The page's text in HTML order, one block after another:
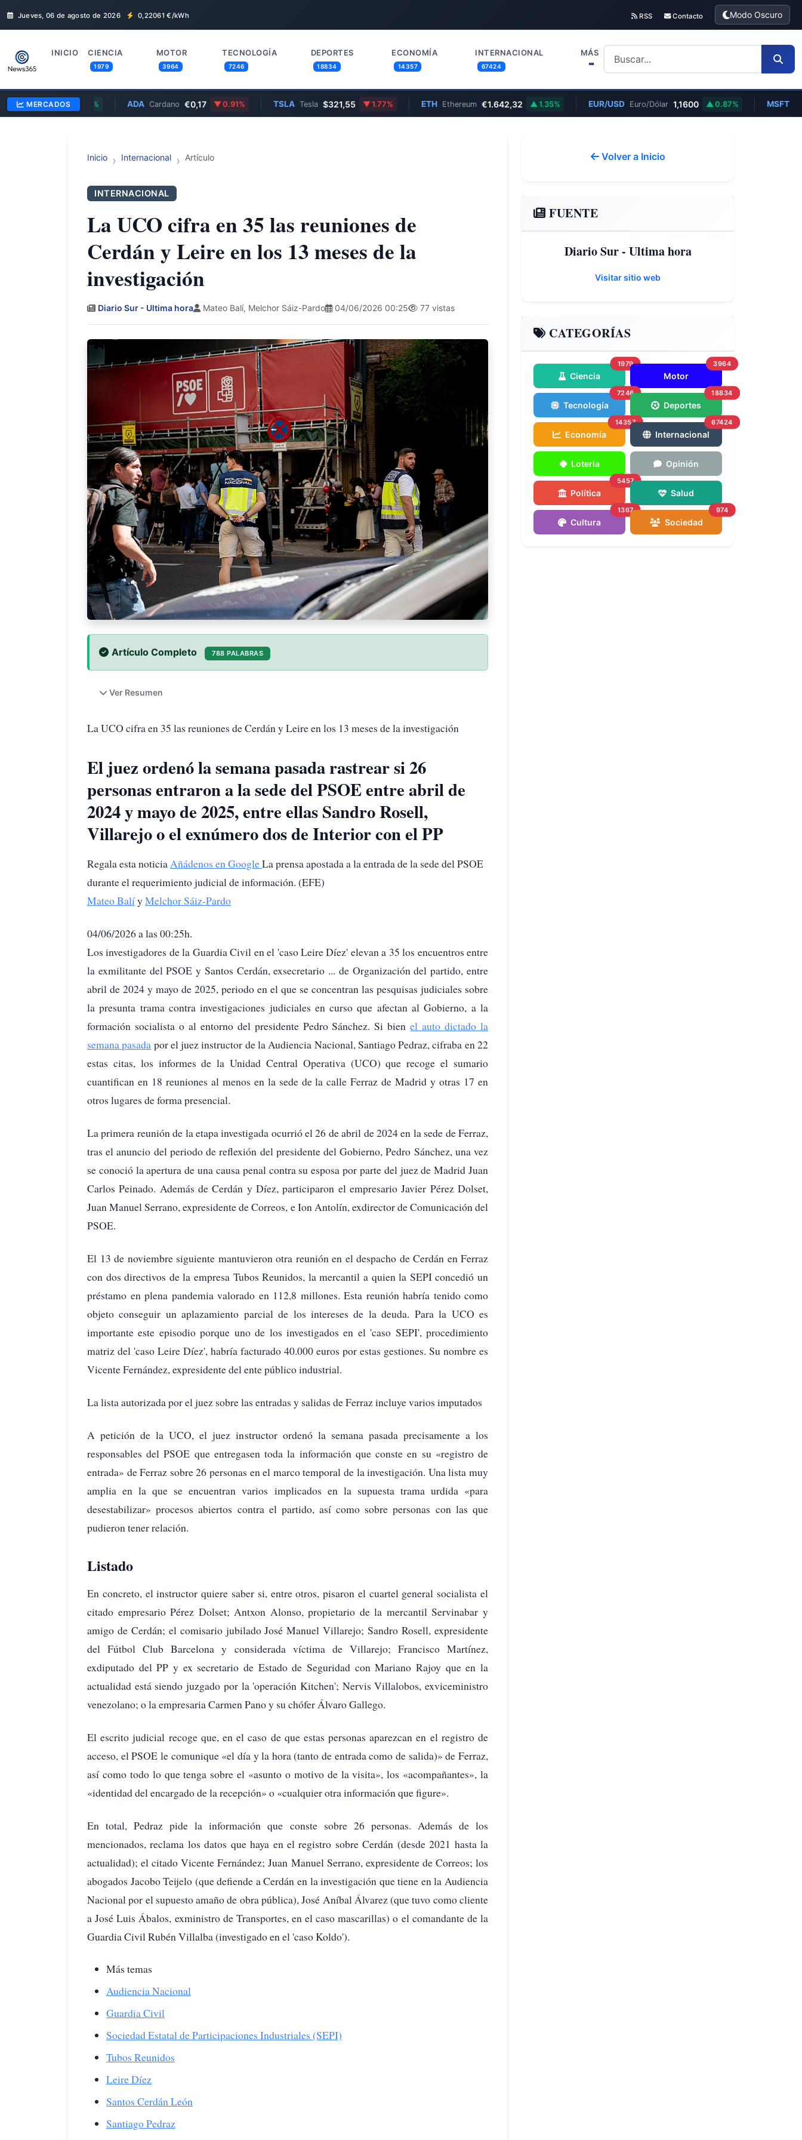
Jueves, 06 de agosto de 2026 0,22061 €/kWh RSS Contacto Modo Oscuro
INICIO CIENCIA
1979
MOTOR
3964
TECNOLOGÍA
7246
DEPORTES
18834
ECONOMÍA
14357
INTERNACIONAL
67424
MÁS
MERCADOS
0.07% Cardano €0,17 0.91% Tesla $321,55 1.77% Ethereum €1.642,32 1.35% EUR/USD Euro/Dólar 1,1600 0.87%
Inicio Internacional Artículo
INTERNACIONAL
La UCO cifra en 35 las reuniones de
Cerdán y Leire en los 13 meses de la
investigación
Diario Sur - Ultima hora Mateo Balí, Melchor Sáiz-Pardo 04/06/2026 00:25 77 vistas
Artículo Completo 788 PALABRAS
Ver Resumen
La UCO cifra en 35 las reuniones de Cerdán y Leire en los 13 meses de la investigación
El juez ordenó la semana pasada rastrear si 26
personas entraron a la sede del PSOE entre abril de
2024 y mayo de 2025, entre ellas Sandro Rosell,
Villarejo o el exnúmero dos de Interior con el PP
Regala esta noticiaAñádenos en GoogleLa prensa apostada a la entrada de la sede del PSOE
durante el requerimiento judicial de información. (EFE)
Mateo BalíyMelchor Sáiz-Pardo
04/06/2026 a las 00:25h.
Los investigadores de la Guardia Civil en el 'caso Leire Díez' elevan a 35 los encuentros entre
la exmilitante del PSOE y Santos Cerdán, exsecretario ... de Organización del partido, entre
abril de 2024 y mayo de 2025, periodo en el que se concentran las pesquisas judiciales sobre
la presunta trama contra investigaciones judiciales en curso que afectan al Gobierno, a la
formación socialista o al entorno del presidente Pedro Sánchez. Si bienel auto dictado la
semana pasada por el juez instructor de la Audiencia Nacional, Santiago Pedraz, cifraba en 22
estas citas, los informes de la Unidad Central Operativa (UCO) que recoge el sumario
cuantifican en 18 reuniones al menos en la sede de la calle Ferraz de Madrid y otras 17 en
otros lugares de forma presencial.
La primera reunión de la etapa investigada ocurrió el 26 de abril de 2024 en la sede de Ferraz,
tras el anuncio del periodo de reflexión del presidente del Gobierno, Pedro Sánchez, una vez
se conoció la apertura de una causa penal contra su esposa por parte del juez de Madrid Juan
Carlos Peinado. Además de Cerdán y Díez, participaron el empresario Javier Pérez Dolset,
Juan Manuel Serrano, expresidente de Correos, e Ion Antolín, exdirector de Comunicación del
PSOE.
El 13 de noviembre siguiente mantuvieron otra reunión en el despacho de Cerdán en Ferraz
con dos directivos de la empresa Tubos Reunidos, la mercantil a quien la SEPI concedió un
préstamo en plena pandemia valorado en 112,8 millones. Esta reunión habría tenido como
objeto conseguir un aplazamiento parcial de los intereses de la deuda. Para la UCO es
importante este episodio porque uno de los investigados en el 'caso SEPI', procedimiento
matriz del 'caso Leire Díez', habría facturado 40.000 euros por estas gestiones. Su nombre es
Vicente Fernández, expresidente del ente público industrial.
La lista autorizada por el juez sobre las entradas y salidas de Ferraz incluye varios imputados
A petición de la UCO, el juez instructor ordenó la semana pasada precisamente a los
responsables del PSOE que entregasen toda la información que conste en su «registro de
entrada» de Ferraz sobre 26 personas en el marco temporal de la investigación. Una lista muy
amplia en la que se encuentran varios implicados en la supuesta trama urdida «para
desestabilizar» procesos abiertos contra el partido, así como sobre personas con las que
pudieron tener relación.
Listado
En concreto, el instructor quiere saber si, entre otros, pisaron el cuartel general socialista el
citado empresario Pérez Dolset; Antxon Alonso, propietario de la mercantil Servinabar y
amigo de Cerdán; el comisario jubilado José Manuel Villarejo; Sandro Rosell, expresidente
del Fútbol Club Barcelona y considerada víctima de Villarejo; Francisco Martínez,
exdiputado del PP y ex secretario de Estado de Seguridad con Mariano Rajoy que en la
actualidad está siendo juzgado por la 'operación Kitchen'; Nervis Villalobos, exviceministro
venezolano; o la empresaria Carmen Pano y su chófer Álvaro Gallego.
El escrito judicial recoge que, en el caso de que estas personas aparezcan en el registro de
acceso, el PSOE le comunique «el día y la hora (tanto de entrada como de salida)» de Ferraz,
así como todo lo que tenga sobre el «asunto o motivo de la visita», los «acompañantes», la
«identidad del encargado de la recepción» o «cualquier otra información que figure».
En total, Pedraz pide la información que conste sobre 26 personas. Además de los
mencionados, reclama los datos que haya en el registro sobre Cerdán (desde 2021 hasta la
actualidad); el citado Vicente Fernández; Juan Manuel Serrano, expresidente de Correos; los
abogados Jacobo Teijelo (que defiende a Cerdán en la investigación que tiene en la Audiencia
Nacional por el supuesto amaño de obra pública), José Aníbal Álvarez (que tuvo como cliente
a José Luis Ábalos, exministro de Transportes, en el caso mascarillas) o el comandante de la
Guardia Civil Rubén Villalba (investigado en el 'caso Koldo').
Más temas
Audiencia Nacional
Guardia Civil
Sociedad Estatal de Participaciones Industriales (SEPI)
Tubos Reunidos
Leire Díez
Santos Cerdán León
Santiago Pedraz
Volver a Inicio
FUENTE
Diario Sur - Ultima hora
Visitar sitio web
CATEGORÍAS
Ciencia
1979
Motor
3964
Tecnología
7246
Deportes
18834
Economía
14357
Internacional
67424
Loteria Opinión
Política
5457
Salud
Cultura
1367
Sociedad
974